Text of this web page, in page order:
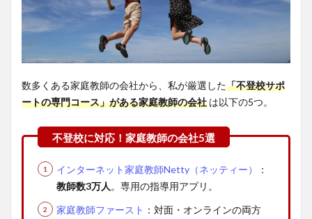
No.1：イ
ンターネ
ッティ
ー）
No.2：
師ファ
ースト
面・オ
数多くある家庭教師の会社から、私が厳選した「不登校サポ
ートの専門コース」がある家庭教師の会社 は以下の5つ。
インターネット家庭教師Netty（ネッティー）
：
教師数3万人 。専用の指導用アプリ。
家庭教師ファースト ：対面・オンラインの両方